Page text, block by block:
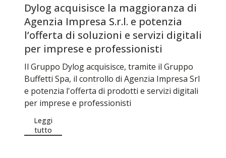
Dylog acquisisce la maggioranza di
Agenzia Impresa S.r.l. e potenzia
l’offerta di soluzioni e servizi digitali
per imprese e professionisti
Il Gruppo Dylog acquisisce, tramite il Gruppo
Buffetti Spa, il controllo di Agenzia Impresa Srl
e potenzia l'offerta di prodotti e servizi digitali
per imprese e professionisti
Leggi
tutto